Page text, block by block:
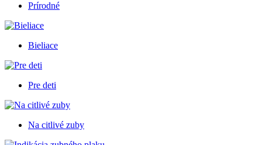
Prírodné
Bieliace
Pre deti
Na citlivé zuby